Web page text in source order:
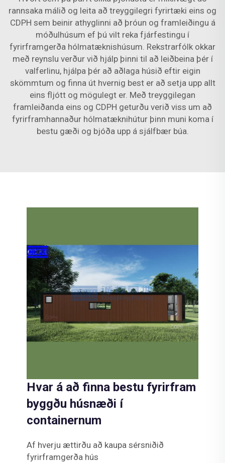
rannsaka málið og leita að treyggilegri fyrirtæki eins og
CDPH sem beinir athyglinni að þróun og framleiðingu á
móðulhúsum ef þú vilt reka fjárfestingu í
fyrirframgerða hólmatæknishúsum. Rekstrarfólk okkar
með reynslu verður við hjálp þinni til að leiðbeina þér í
valferlinu, hjálpa þér að aðlaga húsið eftir eigin
skömmtum og finna út hvernig best er að setja upp allt
eins fljótt og mögulegt er. Með treyggilegan
framleiðanda eins og CDPH geturðu verið viss um að
fyrirframhannaður hólmatæknihútur þinn muni koma í
bestu gæði og bjóða upp á sjálfbær búa.
Hvar á að finna bestu fyrirfram
byggðu húsnæði í
containernum
Af hverju ættirðu að kaupa sérsniðið
fyrirframgerða hús